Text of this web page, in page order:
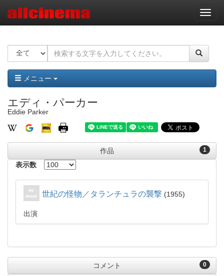
ナ
ビ
ー
ョ
ン
メニュー
エディ・パーカー
Eddie Parker
1
作品
表示数
世紀の怪物／タランチュラの襲撃 1955
出演
0
コメント